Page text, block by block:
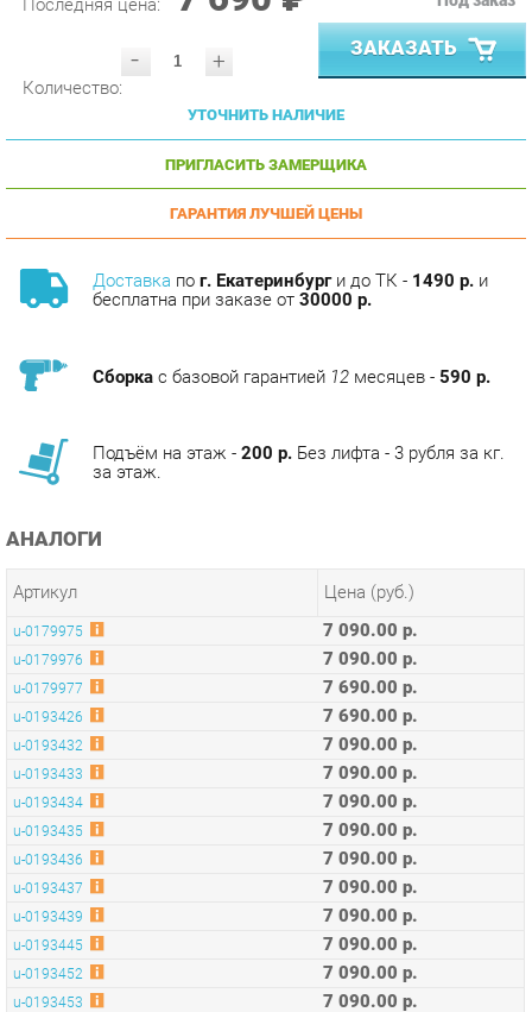
- +
УТОЧНИТЬ НАЛИЧИЕ
ПРИГЛАСИТЬ ЗАМЕРЩИКА
ГАРАНТИЯ ЛУЧШЕЙ ЦЕНЫ
по г. Екатеринбурги до ТК -
бесплатна при заказе от30000 р.
Подъём на этаж - 200 р. Без лифта - 3 рубля за кг.
АНАЛОГИ
u-0179976 7 090.00 р.
7 090.00 р.
7 090.00 р.
u-0193434 7 090.00 р.
u-0193435 7 090.00 р.
u-0193436 7 090.00 р.
u-0193437 7 090.00 р.
u-0193439 7 090.00 р.
u-0193445 7 090.00 р.
u-0193452 7 090.00 р.
u-0193453 7 090.00 р.
u-0193454 7 090.00 р.
u-0193455 7 090.00 р.
u-0193457 7 090.00 р.